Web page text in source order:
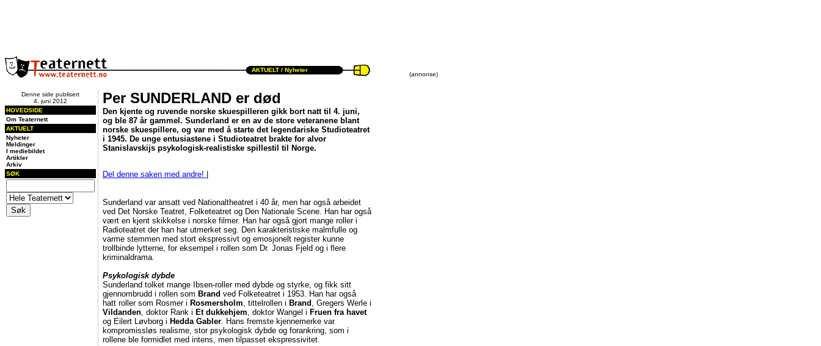
AKTUELT / Nyheter
(annonse)
Denne side publisert
4. juni 2012
HOVEDSIDE
Om Teaternett
AKTUELT
Nyheter
Meldinger
I mediebildet
Artikler
Arkiv
SØK
Per SUNDERLAND er død
Den kjente og ruvende norske skuespilleren gikk bort natt til 4. juni,
og ble 87 år gammel. Sunderland er en av de store veteranene blant
norske skuespillere, og var med å starte det legendariske Studioteatret
i 1945. De unge entusiastene i Studioteatret brakte for alvor
Stanislavskijs psykologisk-realistiske spillestil til Norge.
Del denne saken med andre!
Sunderland var ansatt ved Nationaltheatret i 40 år, men har også arbeidet
ved Det Norske Teatret, Folketeatret og Den Nationale Scene. Han har også
vært en kjent skikkelse i norske filmer. Han har også gjort mange roller i
Radioteatret der han har utmerket seg. Den karakteristiske malmfulle og
varme stemmen med stort ekspressivt og emosjonelt register kunne
trollbinde lytterne, for eksempel i rollen som Dr. Jonas Fjeld og i flere
kriminaldrama.
Psykologisk dybde
Sunderland tolket mange Ibsen-roller med dybde og styrke, og fikk sitt
gjennombrudd i rollen som Brand ved Folketeatret i 1953. Han har også
hatt roller som Rosmer i Rosmersholm, tittelrollen i Brand , Gregers Werle i
Vildanden, doktor Rank i Et dukkehjem, doktor Wangel i Fruen fra havet
og Eilert Løvborg i Hedda Gabler. Hans fremste kjennemerke var
kompromissløs realisme, stor psykologisk dybde og forankring, som i
rollene ble formidlet med intens, men tilpasset ekspressivitet.